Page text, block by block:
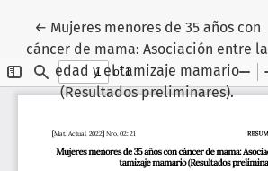
← Volver a los detalles del artículo
Mujeres menores de 35 años con
cáncer de mama: Asociación entre la
edad y el tamizaje mamario
(Resultados preliminares).